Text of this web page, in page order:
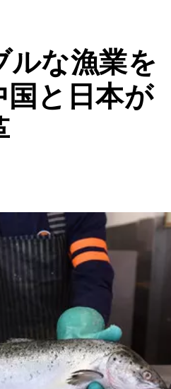
ルな漁業を
国と日本が